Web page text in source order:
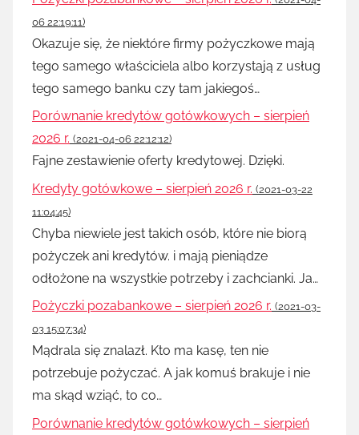
06 22:19:11)
Okazuje się, że niektóre firmy pożyczkowe mają
tego samego właściciela albo korzystają z usług
tego samego banku czy tam jakiegoś…
Porównanie kredytów gotówkowych – sierpień
2026 r. (2021-04-06 22:12:12)
Fajne zestawienie oferty kredytowej. Dzięki.
Kredyty gotówkowe – sierpień 2026 r. (2021-03-22
11:04:45)
Chyba niewiele jest takich osób, które nie biorą
pożyczek ani kredytów. i mają pieniądze
odłożone na wszystkie potrzeby i zachcianki. Ja…
Pożyczki pozabankowe – sierpień 2026 r. (2021-03-
03 15:07:34)
Mądrala się znalazł. Kto ma kasę, ten nie
potrzebuje pożyczać. A jak komuś brakuje i nie
ma skąd wziąć, to co…
Porównanie kredytów gotówkowych – sierpień